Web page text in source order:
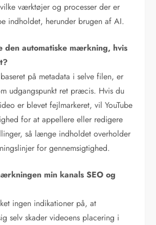
værktøjer og processer der er
indholdet, herunder brugen af AI.
den automatiske mærkning, hvis
på metadata i selve filen, er
udgangspunkt ret præcis. Hvis du
er blevet fejlmarkeret, vil YouTube
for at appellere eller redigere
så længe indholdet overholder
for gennemsigtighed.
min kanals SEO og
ingen indikationer på, at
selv skader videoens placering i